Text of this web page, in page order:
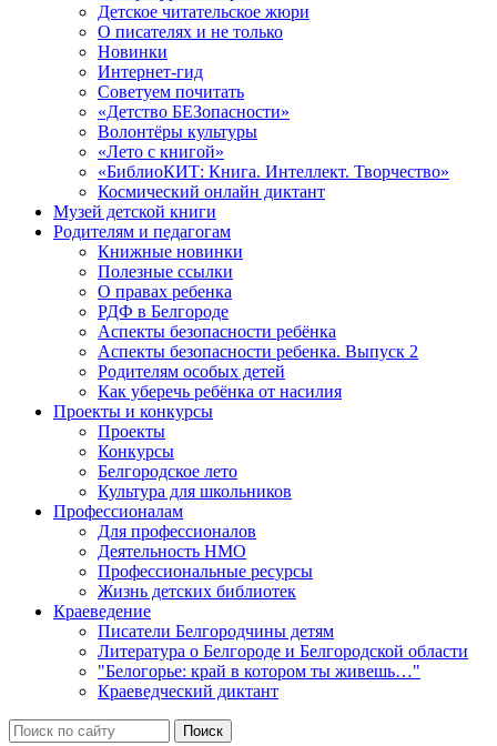
Детское читательское жюри
О писателях и не только
Новинки
Интернет-гид
Советуем почитать
«Детство БЕЗопасности»
Волонтёры культуры
«Лето с книгой»
«БиблиоКИТ: Книга. Интеллект. Творчество»
Космический онлайн диктант
Музей детской книги
Родителям и педагогам
Книжные новинки
Полезные ссылки
О правах ребенка
РДФ в Белгороде
Аспекты безопасности ребёнка
Аспекты безопасности ребенка. Выпуск 2
Родителям особых детей
Как уберечь ребёнка от насилия
Проекты и конкурсы
Проекты
Конкурсы
Белгородское лето
Культура для школьников
Профессионалам
Для профессионалов
Деятельность НМО
Профессиональные ресурсы
Жизнь детских библиотек
Краеведение
Писатели Белгородчины детям
Литература о Белгороде и Белгородской области
"Белогорье: край в котором ты живешь…"
Краеведческий диктант